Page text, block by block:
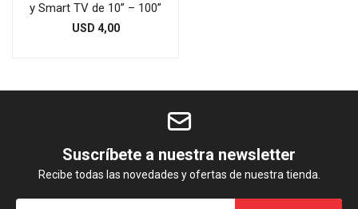
y Smart TV de 10” – 100”
USD 4,00
Suscríbete a nuestra newsletter
Recibe todas las novedades y ofertas de nuestra tienda.